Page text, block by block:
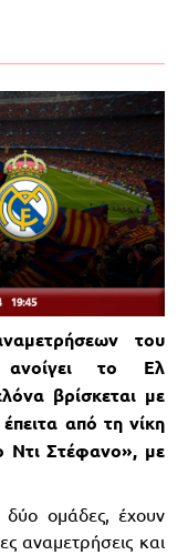
του
ανοίγει το Ελ
βρίσκεται με
από τη νίκη
Ντι Στέφανο», με
ομάδες, έχουν
αναμετρήσεις και